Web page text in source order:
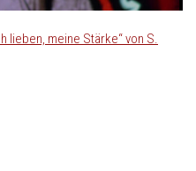
lieben, meine Stärke“ von S.